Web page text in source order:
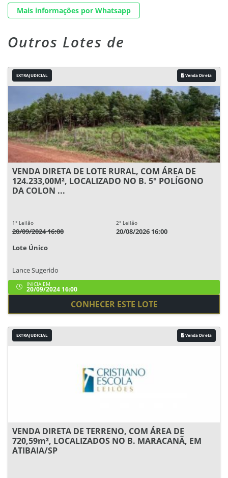
Mais informações por Whatsapp
Outros Lotes de
EXTRAJUDICIAL Venda Direta
VENDA DIRETA DE LOTE RURAL, COM ÁREA DE
124.233,00M², LOCALIZADO NO B. 5° POLÍGONO
DA COLON ...
1° Leilão
20/09/2024 16:00
2° Leilão
20/08/2026 16:00
Lote Único
Lance Sugerido
INICIA EM
20/09/2024 16:00
CONHECER ESTE LOTE
EXTRAJUDICIAL Venda Direta
VENDA DIRETA DE TERRENO, COM ÁREA DE
720,59m², LOCALIZADOS NO B. MARACANÃ, EM
ATIBAIA/SP